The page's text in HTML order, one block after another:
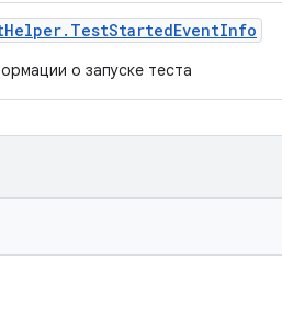
Helper. TestStartedEventInfo
о запуске теста